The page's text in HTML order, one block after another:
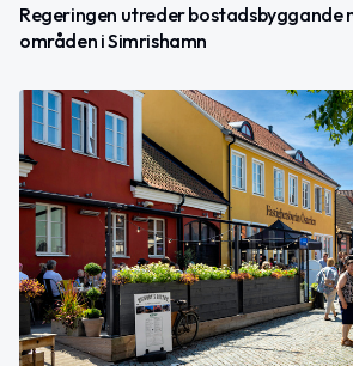
Regeringen utreder bostadsbyggande
områden i Simrishamn